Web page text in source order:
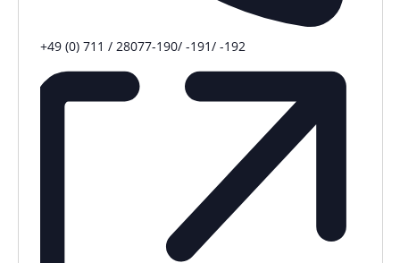
Telefon
+49 (0) 711 / 28077-190/ -191/ -192